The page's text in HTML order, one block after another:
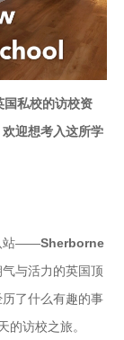
国私校的访校资
欢迎想考入这所学
站——Sherborne
气与活力的英国顶
了什么有趣的事
的访校之旅。